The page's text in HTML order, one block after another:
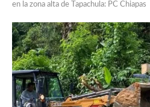
en la zona alta de Tapachula: PC Chiapas